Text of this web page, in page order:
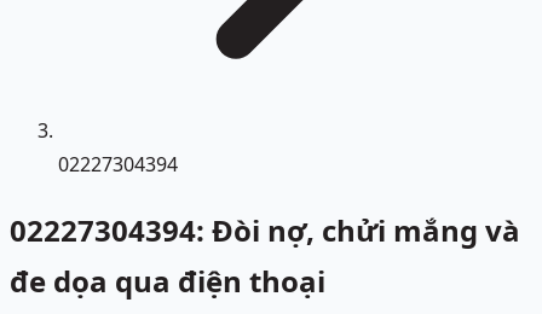
02227304394
02227304394: Đòi nợ, chửi mắng và
đe dọa qua điện thoại